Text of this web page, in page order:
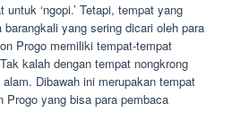
‘ngopi.’ Tetapi, tempat yang
yang sering dicari oleh para
Progo memiliki tempat-tempat
kalah dengan tempat nongkrong
Dibawah ini merupakan tempat
Progo yang bisa para pembaca